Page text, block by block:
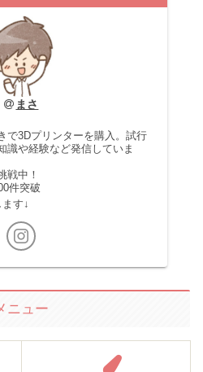
まさ
で3Dプリンターを購入。試行
識や経験など発信していま
戦中！
件突破
す↓
ニュー